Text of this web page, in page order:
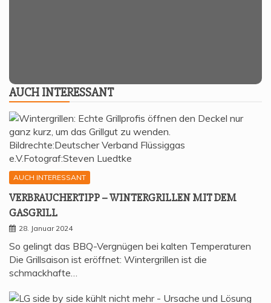
AUCH INTER­ES­SANT
AUCH INTERESSANT
VER­BRAU­CHER­TIPP – WIN­TER­GRIL­LEN MIT DEM
GASGRILL
28. Januar 2024
So gelingt das BBQ-Vergnügen bei kalten Temperaturen
Die Grillsaison ist eröffnet: Wintergrillen ist die
schmackhafte…